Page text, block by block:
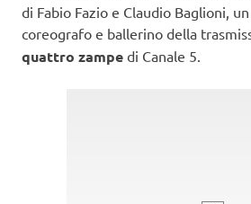
di Fabio Fazio e Claudio Baglioni,
coreografo e ballerino della
quattro zampe di Canale 5.